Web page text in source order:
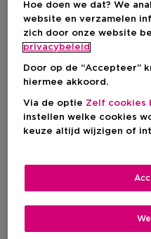
Hoe doen we dat? We
website en verzamelen
zich door onze website
privacybeleid
Door op de “Accepteer”
hiermee akkoord.
Via de optie Zelf cookies
instellen welke cookies
keuze altijd wijzigen of